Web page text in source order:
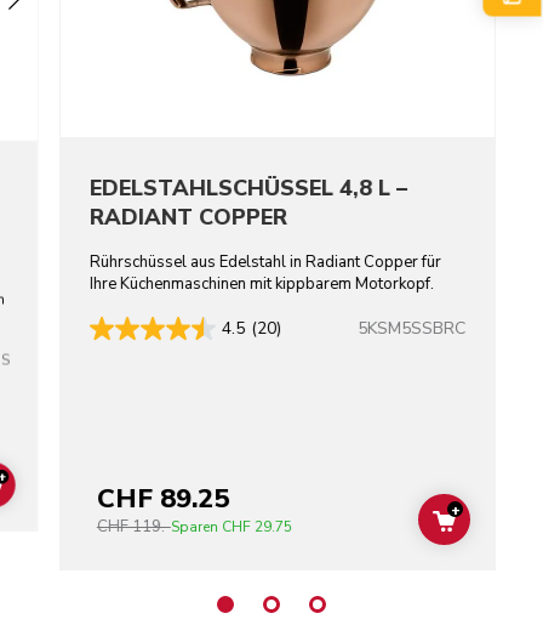
ADD TO CART
EDELSTAHLSCHÜSSEL 4,8 L –
RADIANT COPPER
Rührschüssel aus Edelstahl in Radiant Copper für
Ihre Küchenmaschinen mit kippbarem Motorkopf.
4.5 (20) 5KSM5SSBRC
CHF 89.25
CHF 119.-Sparen CHF 29.75 ADD TO
+